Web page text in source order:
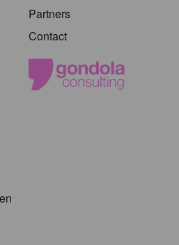
Partners
Contact